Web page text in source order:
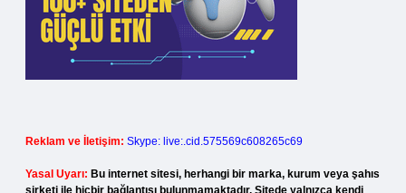
Reklam ve İletişim: Skype: live:.cid.575569c608265c69
Yasal Uyarı: Bu internet sitesi, herhangi bir marka, kurum veya şahıs
şirketi ile hiçbir bağlantısı bulunmamaktadır. Sitede yalnızca kendi